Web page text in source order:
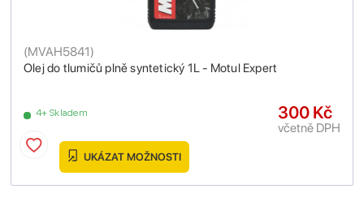
Olej do tlumičů plně syntetický 1L - Motul Expert
(MVAH5841)
4+ Skladem 300 Kč
včetně DPH
UKÁZAT MOŽNOSTI